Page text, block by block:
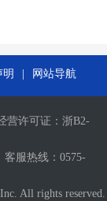
明 网站导航
许可证： 浙B2-
服热线：0575-
All rights reserved.